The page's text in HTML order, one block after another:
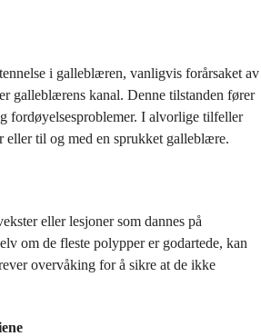
i galleblæren, vanligvis forårsaket av
galleblærens kanal. Denne tilstanden fører
fordøyelsesproblemer. I alvorlige tilfeller
eller til og med en sprukket galleblære.
eller lesjoner som dannes på
om de fleste polypper er godartede, kan
overvåking for å sikre at de ikke